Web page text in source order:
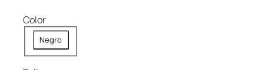
5
5
,
Color
Negro